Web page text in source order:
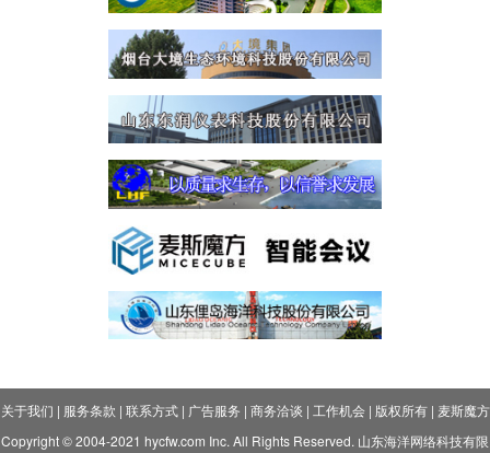
关于我们 | 服务条款 | 联系方式| 广告服务 | 商务洽谈 | 工作机会| 版权所有| 麦斯魔方
Copyright © 2004-2021 hycfw.com Inc. All Rights Reserved. 山东海洋网络科技有限